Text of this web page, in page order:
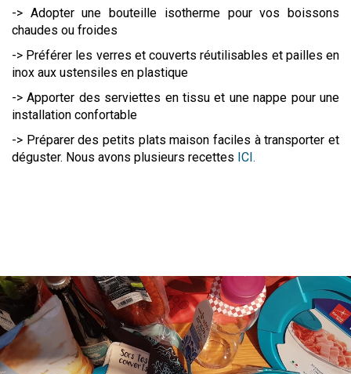
-> Adopter une bouteille isotherme pour vos boissons
chaudes ou froides
-> Préférer les verres et couverts réutilisables et pailles en
inox aux ustensiles en plastique
-> Apporter des serviettes en tissu et une nappe pour une
installation confortable
-> Préparer des petits plats maison faciles à transporter et
déguster. Nous avons plusieurs recettes ICI.